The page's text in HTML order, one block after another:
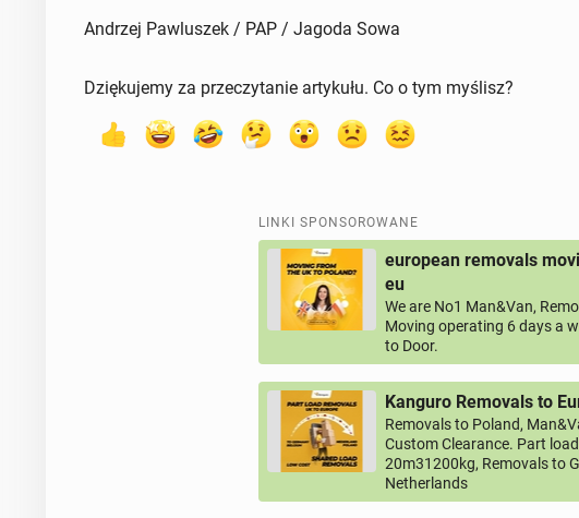
Andrzej Pawluszek / PAP / Jagoda Sowa
Dziękujemy za przeczytanie artykułu. Co o tym myślisz?
LINKI SPONSOROWANE
european removals
eu
We are No1 Man&Van,
Moving operating 6 days a
to Door.
Kanguro Removals to
Removals to Poland,
Custom Clearance. Part
20m31200kg, Removals to
Netherlands